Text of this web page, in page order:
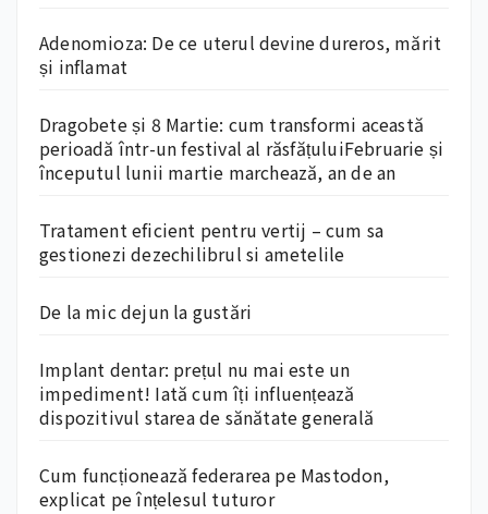
Adenomioza: De ce uterul devine dureros, mărit
și inflamat
Dragobete și 8 Martie: cum transformi această
perioadă într-un festival al răsfățuluiFebruarie și
începutul lunii martie marchează, an de an
Tratament eficient pentru vertij – cum sa
gestionezi dezechilibrul si ametelile
De la mic dejun la gustări
Implant dentar: prețul nu mai este un
impediment! Iată cum îți influențează
dispozitivul starea de sănătate generală
Cum funcționează federarea pe Mastodon,
explicat pe înțelesul tuturor